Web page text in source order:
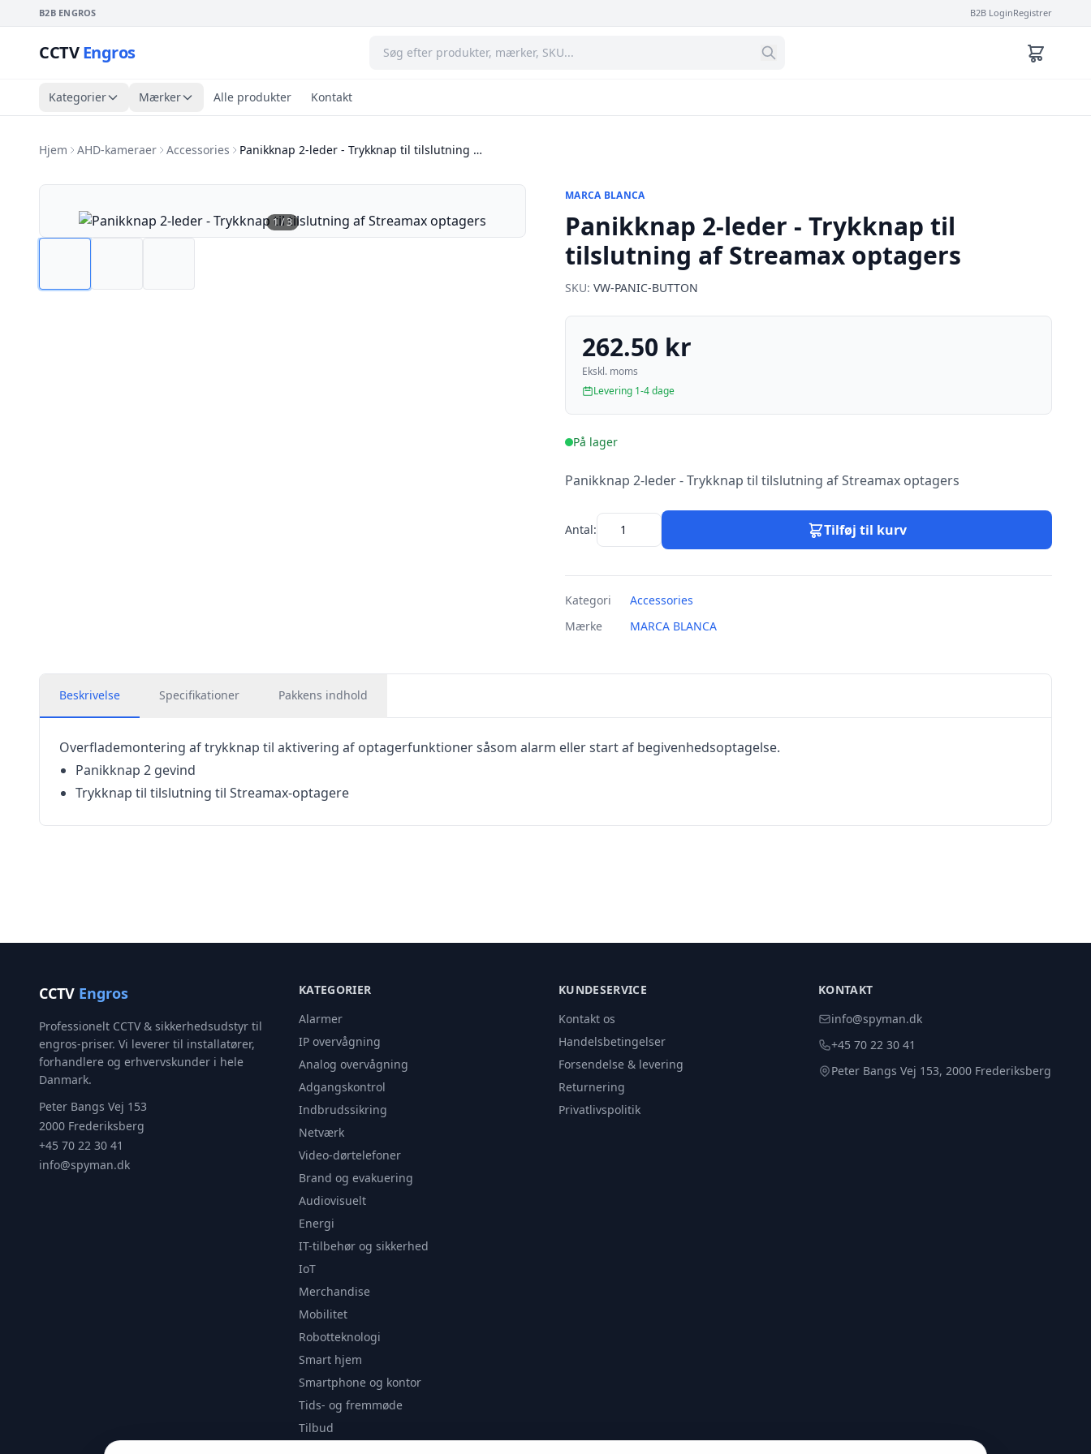
B2B ENGROS B2B LoginRegistrer
CCTVEngros
Kategorier Mærker Alle produkter Kontakt
Hjem AHD-kameraer Accessories Panikknap 2-leder - Trykknap til tilslutning …
1/3
MARCA BLANCA
Panikknap 2-leder - Trykknap til
tilslutning af Streamax optagers
SKU: VW-PANIC-BUTTON
262.50 kr
Ekskl. moms
Levering 1-4 dage
På lager
Panikknap 2-leder - Trykknap til tilslutning af Streamax optagers
Antal: Tilføj til kurv
Kategori
Accessories
Mærke
MARCA BLANCA
Beskrivelse Specifikationer Pakkens indhold
Overflademontering af trykknap til aktivering af optagerfunktioner såsom alarm eller start af begivenhedsoptagelse.
Panikknap 2 gevind
Trykknap til tilslutning til Streamax-optagere
CCTV Engros
Professionelt CCTV & sikkerhedsudstyr til
engros-priser. Vi leverer til installatører,
forhandlere og erhvervskunder i hele
Danmark.
Peter Bangs Vej 153
2000 Frederiksberg
+45 70 22 30 41
info@spyman.dk
KATEGORIER
Alarmer
IP overvågning
Analog overvågning
Adgangskontrol
Indbrudssikring
Netværk
Video-dørtelefoner
Brand og evakuering
Audiovisuelt
Energi
IT-tilbehør og sikkerhed
IoT
Merchandise
Mobilitet
Robotteknologi
Smart hjem
Smartphone og kontor
Tids- og fremmøde
Tilbud
KUNDESERVICE
Kontakt os
Handelsbetingelser
Forsendelse & levering
Returnering
Privatlivspolitik
KONTAKT
info@spyman.dk
+45 70 22 30 41
Peter Bangs Vej 153, 2000 Frederiksberg